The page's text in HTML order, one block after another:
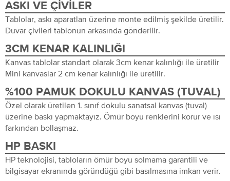
ASKI VE ÇIVILER
Tablolar, askı aparatları üzerine monte edilmiş şekilde üretilir.
Duvar çivileri tablonun arkasında gönderilir.
3CM KENAR KALINLIĞI
Kanvas tablolar standart olarak 3cm kenar kalınlığı ile üretilir
Mini kanvaslar 2 cm kenar kalınlığı ile üretilir.
%100 PAMUK DOKULU KANVAS (TUVAL)
Özel olarak üretilen 1. sınıf dokulu sanatsal kanvas (tuval)
üzerine baskı yapmaktayız. Ömür boyu renklerini korur ve ısı
farkından bollaşmaz.
HP BASKI
HP teknolojisi, tabloların ömür boyu solmama garantili ve
bilgisayar ekranında göründüğü gibi basılmasına imkan verir.